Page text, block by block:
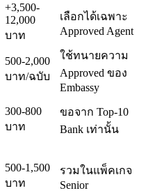
+3,500-
12,000
บาท
เลือกได้เฉพาะ
Approved Agent
500-2,000
บาท/ฉบับ
ใช้ทนายความ
Approved ของ
Embassy
300-800
บาท
ขอจาก Top-10
Bank เท่านั้น
500-1,500
บาท
รวมในแพ็คเกจ
Senior